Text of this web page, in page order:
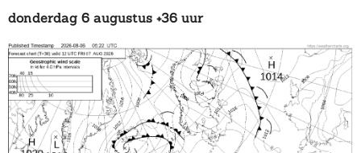
donderdag 6 augustus +36 uur